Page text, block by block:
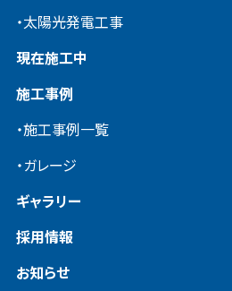
・太陽光発電工事
現在施工中
施工事例
・施工事例一覧
・ガレージ
ギャラリー
採用情報
お知らせ